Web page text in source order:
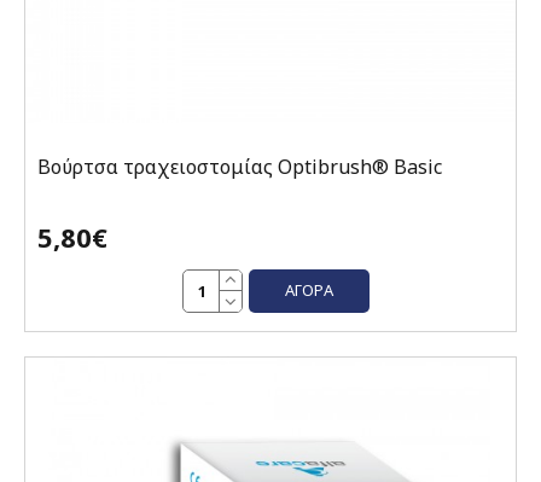
Βούρτσα τραχειοστομίας Optibrush® Basic
5,80€
ΑΓΟΡΆ